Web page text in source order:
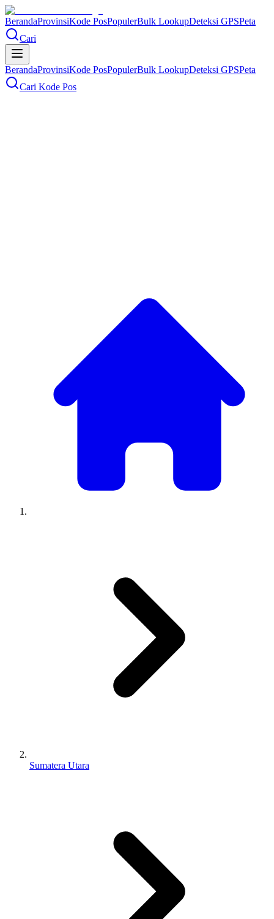
BerandaProvinsiKode PosPopulerBulk LookupDeteksi GPSPeta
Cari
BerandaProvinsiKode PosPopulerBulk LookupDeteksi GPSPeta
Cari Kode Pos
Sumatera Utara